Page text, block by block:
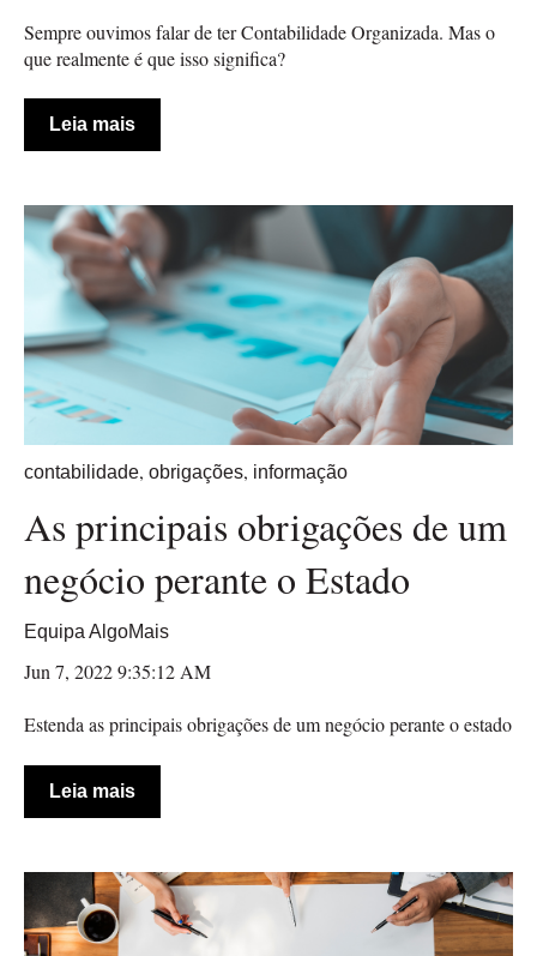
Sempre ouvimos falar de ter Contabilidade Organizada. Mas o
que realmente é que isso significa?
Leia mais
contabilidade, obrigações, informação
As principais obrigações de um
negócio perante o Estado
Equipa AlgoMais
Jun 7, 2022 9:35:12 AM
Estenda as principais obrigações de um negócio perante o estado
Leia mais